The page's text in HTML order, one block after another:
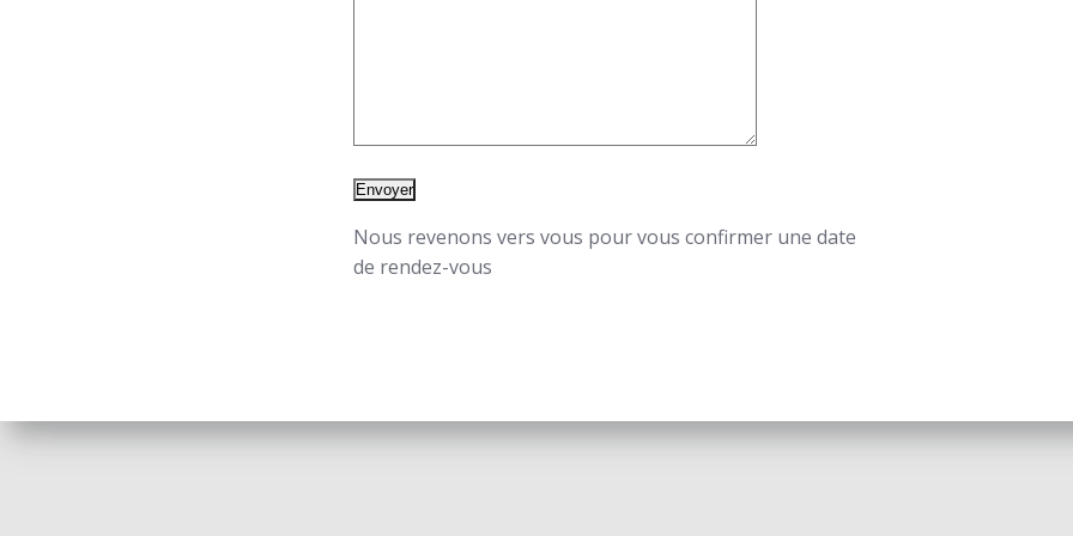
Nous revenons vers vous pour vous confirmer une date
de rendez-vous